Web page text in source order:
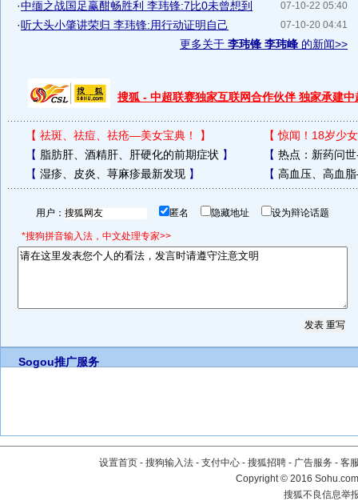
07-10-22 05:40
·中缅之战国足赢酣畅胜利 李玮锋:7比0未曾想到
07-10-20 04:41
·听大头小肇讲荣归 李玮锋:用行动证明自己
更多关于 李玮锋 李玮峰的新闻>>
搜狐 - 中超联赛独家互联网合作伙伴 独家承建中
【 祛斑、祛痘、祛疮—美女宝典！ 】 【惊闻！18岁少
【 脂肪肝、酒精肝、肝硬化的前期症状 】 【 热点：新药问
【 湿疹、皮炎、荨麻疹最新发现】 【 高血压、高血
用户： 匿名 隐藏地址 设为辩论话题
*搜狗拼音输入法，中文处理专家>>
Sogou推广服务
设置首页 - 搜狗输入法 - 支付中心 - 搜狐招聘 - 广告服务 - 客
Copyright©2016
搜狐不良信息举